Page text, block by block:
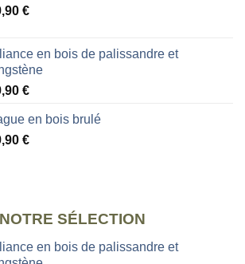
€
en bois de palissandre et
€
en bois brulé
€
NOTRE SÉLECTION
en bois de palissandre et